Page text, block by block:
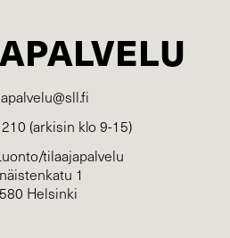
(arkisin klo 9-15)
tilaajapalvelu
1
Helsinki